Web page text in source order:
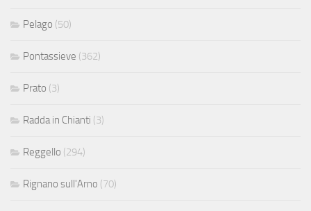
Pelago (50)
Pontassieve (362)
Prato (3)
Radda in Chianti (3)
Reggello (294)
Rignano sull'Arno (70)